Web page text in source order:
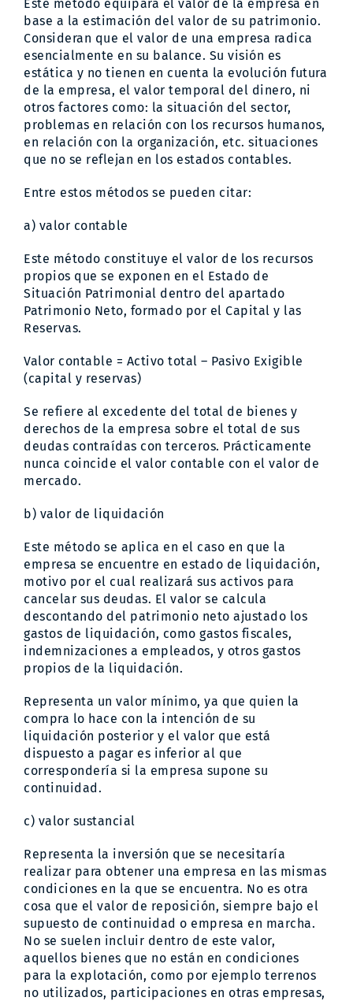
Este método equipara el valor de la empresa en
base a la estimación del valor de su patrimonio.
Consideran que el valor de una empresa radica
esencialmente en su balance. Su visión es
estática y no tienen en cuenta la evolución futura
de la empresa, el valor temporal del dinero, ni
otros factores como: la situación del sector,
problemas en relación con los recursos humanos,
en relación con la organización, etc. situaciones
que no se reflejan en los estados contables.
Entre estos métodos se pueden citar:
a) valor contable
Este método constituye el valor de los recursos
propios que se exponen en el Estado de
Situación Patrimonial dentro del apartado
Patrimonio Neto, formado por el Capital y las
Reservas.
Valor contable = Activo total – Pasivo Exigible
(capital y reservas)
Se refiere al excedente del total de bienes y
derechos de la empresa sobre el total de sus
deudas contraídas con terceros. Prácticamente
nunca coincide el valor contable con el valor de
mercado.
b) valor de liquidación
Este método se aplica en el caso en que la
empresa se encuentre en estado de liquidación,
motivo por el cual realizará sus activos para
cancelar sus deudas. El valor se calcula
descontando del patrimonio neto ajustado los
gastos de liquidación, como gastos fiscales,
indemnizaciones a empleados, y otros gastos
propios de la liquidación.
Representa un valor mínimo, ya que quien la
compra lo hace con la intención de su
liquidación posterior y el valor que está
dispuesto a pagar es inferior al que
correspondería si la empresa supone su
continuidad.
c) valor sustancial
Representa la inversión que se necesitaría
realizar para obtener una empresa en las mismas
condiciones en la que se encuentra. No es otra
cosa que el valor de reposición, siempre bajo el
supuesto de continuidad o empresa en marcha.
No se suelen incluir dentro de este valor,
aquellos bienes que no están en condiciones
para la explotación, como por ejemplo terrenos
no utilizados, participaciones en otras empresas,